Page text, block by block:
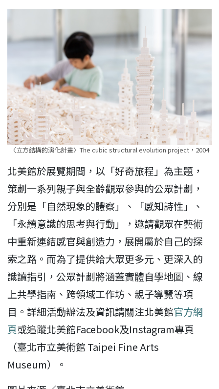
〈立方結構的演化計畫〉The cubic structural evolution project，2004
北美館於展覽期間，以「好奇旅程」為主題，
策劃一系列親子與全齡觀眾參與的公眾計劃，
分別是「自然現象的體察」、「感知詩性」、
「永續意識的思考與行動」，邀請觀眾在藝術
中重新連結感官與創造力，展開屬於自己的探
索之路。而為了提供給大眾更多元、更深入的
識讀指引，公眾計劃將涵蓋實體自學地圖、線
上共學指南、跨領域工作坊、親子導覽等項
目。詳細活動辦法及資訊請關注北美館官方網
頁或追蹤北美館Facebook及Instagram專頁
（臺北市立美術館 Taipei Fine Arts
Museum）。